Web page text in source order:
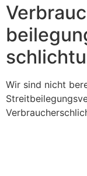
Wir sind nicht